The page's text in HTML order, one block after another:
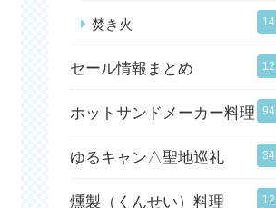
焚き火 14
セール情報まとめ 12
ホットサンドメーカー料理 94
ゆるキャン△聖地巡礼 34
燻製（くんせい）料理 12